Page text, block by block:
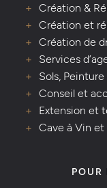
Création &
Création et
Création de
Services
Sols,
Conseil et
Extension et
Cave à Vin et
POUR